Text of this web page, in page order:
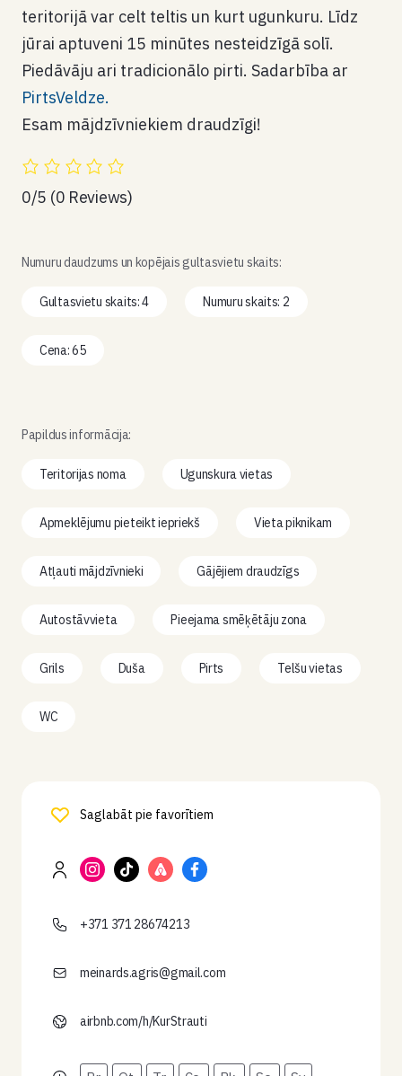
teritorijā var celt teltis un kurt ugunkuru. Līdz
jūrai aptuveni 15 minūtes nesteidzīgā solī.
Piedāvāju ari tradicionālo pirti. Sadarbība ar
PirtsVeldze.
Esam mājdzīvniekiem draudzīgi!
0/5 (0 Reviews)
Numuru daudzums un kopējais gultasvietu skaits:
Gultasvietu skaits: 4 Numuru skaits: 2
Cena: 65
Papildus informācija:
Teritorijas noma Ugunskura vietas
Apmeklējumu pieteikt iepriekš Vieta piknikam
Atļauti mājdzīvnieki Gājējiem draudzīgs
Autostāvvieta Pieejama smēķētāju zona
Grils Duša Pirts Telšu vietas
WC
Saglabāt pie favorītiem
+371 371 28674213
meinards.agris@gmail.com
airbnb.com/h/KurStrauti